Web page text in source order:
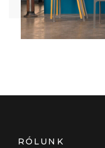
RÓLUNK